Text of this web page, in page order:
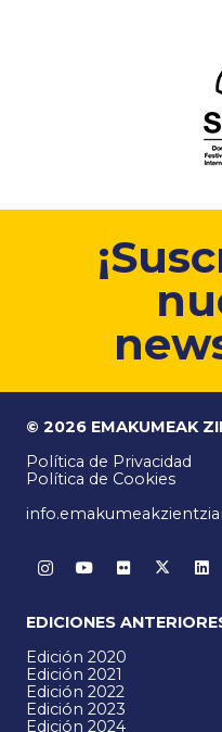
© 2026 EMAKUMEAK
Política de Privacidad
Política de Cookies
EDICIONES
Edición 2020
Edición 2021
Edición 2022
Edición 2023
Edición 2024